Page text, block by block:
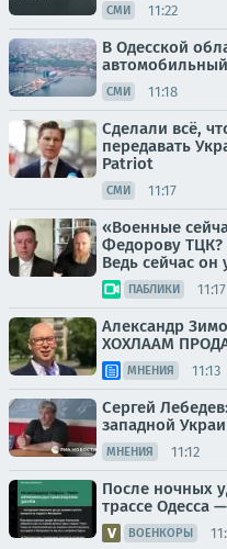
СМИ 11:22
В Одесской
СМИ 11:18
Сделали всё,
передавать
Patriot
СМИ 11:17
«Военные
Федорову ТЦК?
Ведь сейчас
ПАБЛИКИ 11:17
Александр
ХОХЛААМ
МНЕНИЯ 11:13
Сергей
западной
МНЕНИЯ 11:12
После ночных
трассе Одесса
ВОЕНКОРЫ